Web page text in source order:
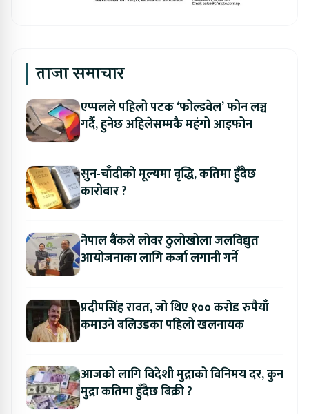
ताजा समाचार
एप्पलले पहिलो पटक ‘फोल्डवेल’ फोन लञ्च
गर्दै, हुनेछ अहिलेसम्मकै महंगो आइफोन
सुन-चाँदीको मूल्यमा वृद्धि, कतिमा हुँदैछ
कारोबार ?
नेपाल बैंकले लोवर ठुलोखोला जलविद्युत
आयोजनाका लागि कर्जा लगानी गर्ने
प्रदीपसिंह रावत, जो थिए १०० करोड रुपैयाँ
कमाउने बलिउडका पहिलो खलनायक
आजको लागि विदेशी मुद्राको विनिमय दर, कुन
मुद्रा कतिमा हुँदैछ बिक्री ?